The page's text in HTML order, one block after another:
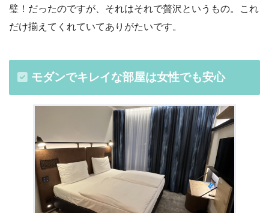
璧！だったのですが、それはそれで贅沢というもの。これ
だけ揃えてくれていてありがたいです。
モダンでキレイな部屋は女性でも安心